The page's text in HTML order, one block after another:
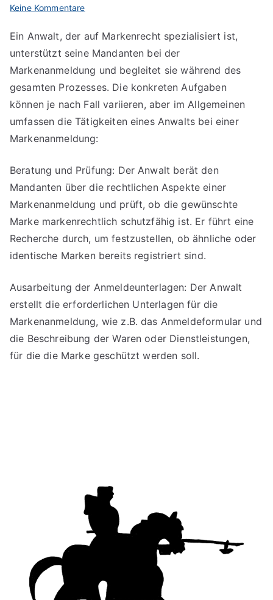
Keine Kommentarezu
eines
Markenanwalts
bei
einer
Markenanmeldung
Ein Anwalt, der auf Markenrecht spezialisiert ist,
unterstützt seine Mandanten bei der
Markenanmeldung und begleitet sie während des
gesamten Prozesses. Die konkreten Aufgaben
können je nach Fall variieren, aber im Allgemeinen
umfassen die Tätigkeiten eines Anwalts bei einer
Markenanmeldung:
Beratung und Prüfung: Der Anwalt berät den
Mandanten über die rechtlichen Aspekte einer
Markenanmeldung und prüft, ob die gewünschte
Marke markenrechtlich schutzfähig ist. Er führt eine
Recherche durch, um festzustellen, ob ähnliche oder
identische Marken bereits registriert sind.
Ausarbeitung der Anmeldeunterlagen: Der Anwalt
erstellt die erforderlichen Unterlagen für die
Markenanmeldung, wie z.B. das Anmeldeformular und
die Beschreibung der Waren oder Dienstleistungen,
für die die Marke geschützt werden soll.